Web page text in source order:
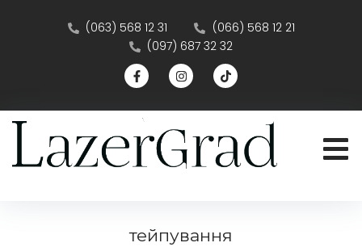
(063) 568 12 31
(066) 568 12 21
(097) 687 32 32
тейпування